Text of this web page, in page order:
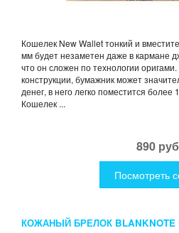
Кошелек New Wallet тонкий и
мм будет незаметен даже в кармане
что он сложен по технологии
конструкции, бумажник может
денег, в него легко поместится более
Кошелек ...
890
Посмотреть
КОЖАНЫЙ БРЕЛОК BLANKNOTE